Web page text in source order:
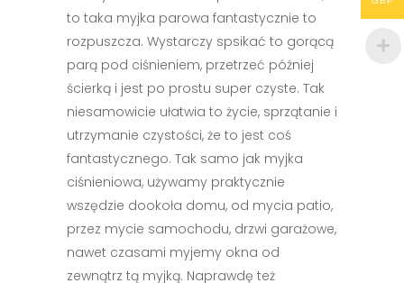
to taka myjka parowa fantastycznie to
rozpuszcza. Wystarczy spsikać to gorącą
parą pod ciśnieniem, przetrzeć później
ścierką i jest po prostu super czyste. Tak
niesamowicie ułatwia to życie, sprzątanie i
utrzymanie czystości, że to jest coś
fantastycznego. Tak samo jak myjka
ciśnieniowa, używamy praktycznie
wszędzie dookoła domu, od mycia patio,
przez mycie samochodu, drzwi garażowe,
nawet czasami myjemy okna od
zewnątrz tą myjką. Naprawdę też